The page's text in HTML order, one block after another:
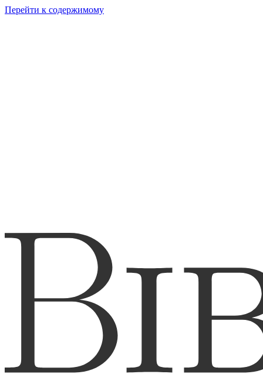
Перейти к содержимому